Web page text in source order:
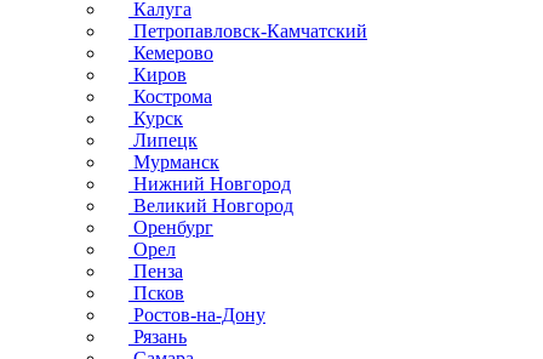
Калуга
Петропавловск-Камчатский
Кемерово
Киров
Кострома
Курск
Липецк
Мурманск
Нижний Новгород
Великий Новгород
Оренбург
Орел
Пенза
Псков
Ростов-на-Дону
Рязань